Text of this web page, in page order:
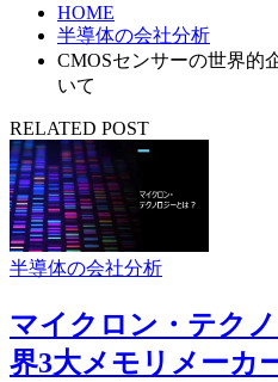
HOME
半導体の会社分析
CMOSセンサーの世界的
いて
RELATED POST
半導体の会社分析
マイクロン・テク
界3大メモリメーカ